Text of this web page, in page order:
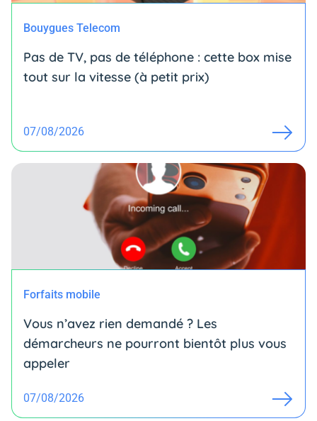
Bouygues Telecom
Pas de TV, pas de téléphone : cette box mise
tout sur la vitesse (à petit prix)
07/08/2026
Forfaits mobile
Vous n’avez rien demandé ? Les
démarcheurs ne pourront bientôt plus vous
appeler
07/08/2026